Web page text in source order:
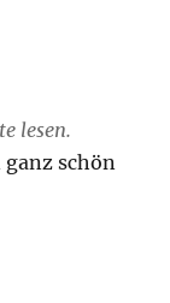
lesen.
schön